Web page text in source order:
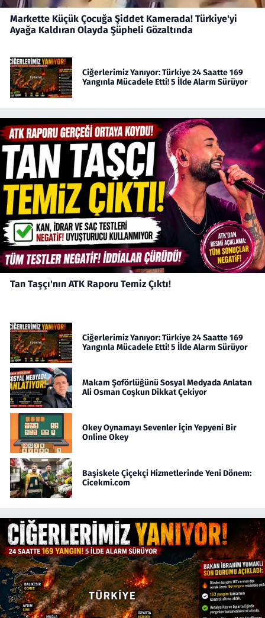
Markette Küçük Çocuğa Şiddet Kamerada! Türkiye'yi
Ayağa Kaldıran Olayda Şüpheli Gözaltında
Ciğerlerimiz Yanıyor: Türkiye 24 Saatte 169
Yangınla Mücadele Etti! 5 İlde Alarm Sürüyor
Tan Taşçı'nın ATK Raporu Temiz Çıktı!
Ciğerlerimiz Yanıyor: Türkiye 24 Saatte 169
Yangınla Mücadele Etti! 5 İlde Alarm Sürüyor
Makam Şoförlüğünü Sosyal Medyada Anlatan
Ali Osman Coşkun Dikkat Çekiyor
Okey Oynamayı Sevenler İçin Yepyeni Bir
Online Okey
Başiskele Çiçekçi Hizmetlerinde Yeni Dönem:
Cicekmi.com